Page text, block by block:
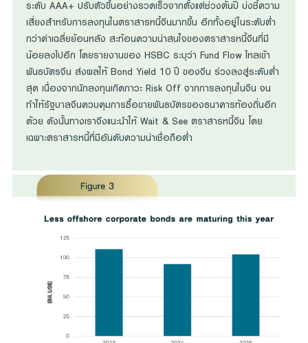
ระดับ AAA+ ปรับตัวขึ้นอย่างรวดเร็วจากตั้งแต่ช่วงต้นปี บ่งชี้ความ
เสี่ยงสำหรับการลงทุนในตราสารหนี้จีนมากขึ้น อีกทั้งอยู่ในระดับต่ำ
กว่าค่าเฉลี่ยย้อนหลัง สะท้อนความน่าสนใจของตราสารหนี้จีนที่มี
น้อยลงไปอีก โดยรายงานของ HSBC ระบุว่า Fund Flow ไหลเข้า
พันธบัตรจีน ส่งผลให้ Bond Yield 10 ปี ของจีน ร่วงลงสู่ระดับต่ำ
สุด เนื่องจากนักลงทุนเกิดภาวะ Risk Off จากการลงทุนในจีน จน
ทำให้รัฐบาลจีนควบคุมการซื้อขายพันธบัตรของธนาคารท้องถิ่นอีก
ด้วย ดังนั้นทางเราจึงแนะนำให้ Wait & See ตราสารหนี้จีน โดย
เฉพาะตราสารหนี้ที่มีอันดับความน่าเชื่อถือต่ำ